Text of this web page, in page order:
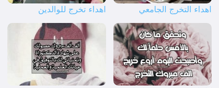
اهداء التخرج الجامعي اهداء تخرج للوالدين